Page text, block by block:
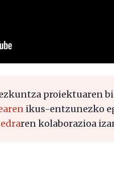
proiektuaren
ikus-entzunezko
ren kolaborazioa